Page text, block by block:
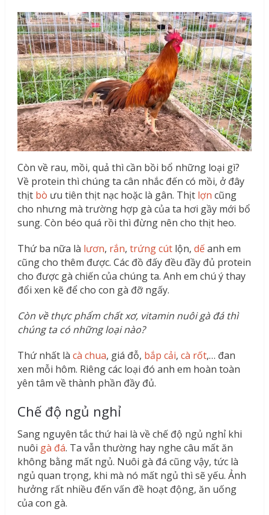
Còn về rau, mồi, quả thì cần bồi bổ những loại gì?
Về protein thì chúng ta cân nhắc đến có mồi, ở đây
thịt bò ưu tiên thịt nạc hoặc là gân. Thịt lợn cũng
cho nhưng mà trường hợp gà của ta hơi gầy mới bổ
sung. Còn béo quá rồi thì đừng nên cho thịt heo.
Thứ ba nữa là lươn, rắn, trứng cútlộn, dếanh em
cũng cho thêm được. Các đồ đấy đều đầy đủ protein
cho được gà chiến của chúng ta. Anh em chú ý thay
đổi xen kẽ để cho con gà đỡ ngấy.
Còn về thực phẩm chất xơ, vitamin nuôi gà đá thì
chúng ta có những loại nào?
Thứ nhất là cà chua, giá đỗ, bắp cải, cà rốt,… đan
xen mỗi hôm. Riêng các loại đó anh em hoàn toàn
yên tâm về thành phần đầy đủ.
Chế độ ngủ nghỉ
Sang nguyên tắc thứ hai là về chế độ ngủ nghỉ khi
nuôi gà đá. Ta vẫn thường hay nghe câu mất ăn
không bằng mất ngủ. Nuôi gà đá cũng vậy, tức là
ngủ quan trọng, khi mà nó mất ngủ thì sẽ yếu. Ảnh
hưởng rất nhiều đến vấn đề hoạt động, ăn uống
của con gà.